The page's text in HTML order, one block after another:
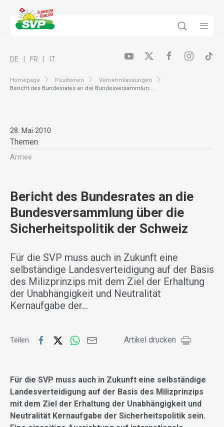
Homepage Positionen
Vernehmlassungen
Bericht des Bundesrates an die Bundesversammlun...
DE FR IT
28. Mai 2010
Themen
Armee
Bericht des Bundesrates an die
Bundesversammlung über die
Sicherheitspolitik der Schweiz
Für die SVP muss auch in Zukunft eine
selbständige Landesverteidigung auf der Basis
des Milizprinzips mit dem Ziel der Erhaltung
der Unabhängigkeit und Neutralität
Kernaufgabe der…
Teilen Artikel drucken
Für die SVP muss auch in Zukunft eine selbständige
Landesverteidigung auf der Basis des Milizprinzips
mit dem Ziel der Erhaltung der Unabhängigkeit und
Neutralität Kernaufgabe der Sicherheitspolitik sein.